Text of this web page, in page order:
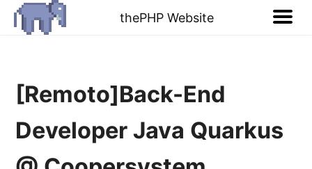
thePHP Website
[Remoto]Back-End
Developer Java Quarkus